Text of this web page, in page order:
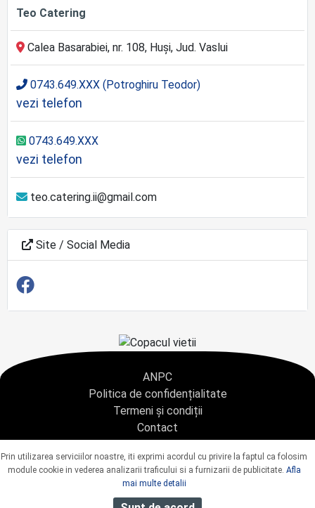
Teo Catering
Calea Basarabiei, nr. 108, Huși, Jud. Vaslui
0743.649.XXX (Potroghiru Teodor)
vezi telefon
0743.649.XXX
vezi telefon
teo.catering.ii@gmail.com
Site / Social Media
ANPC
Politica de confidențialitate
Termeni și condiții
Contact
Copyright © 2021 - AGENTIA CONDOLEANTE.RO SRL - toate drepturile rezervate
J40/9967/2020 CUI: 42925428
Prin utilizarea serviciilor noastre, iti exprimi acordul cu privire la faptul ca folosim
module cookie in vederea analizarii traficului si a furnizarii de publicitate. Afla
mai multe detalii